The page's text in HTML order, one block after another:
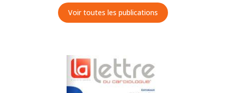
Voir toutes les publications